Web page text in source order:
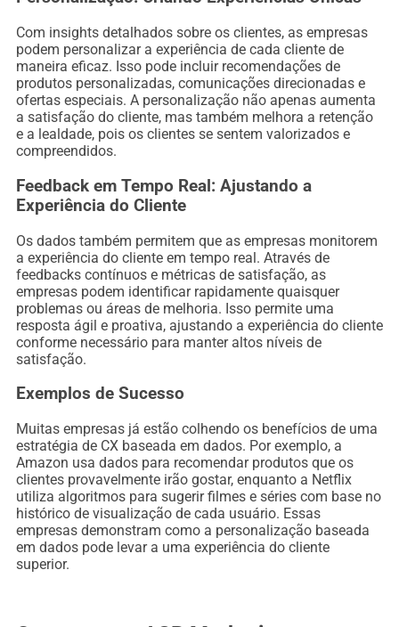
Com insights detalhados sobre os clientes, as empresas
podem personalizar a experiência de cada cliente de
maneira eficaz. Isso pode incluir recomendações de
produtos personalizadas, comunicações direcionadas e
ofertas especiais. A personalização não apenas aumenta
a satisfação do cliente, mas também melhora a retenção
e a lealdade, pois os clientes se sentem valorizados e
compreendidos.
Feedback em Tempo Real: Ajustando a
Experiência do Cliente
Os dados também permitem que as empresas monitorem
a experiência do cliente em tempo real. Através de
feedbacks contínuos e métricas de satisfação, as
empresas podem identificar rapidamente quaisquer
problemas ou áreas de melhoria. Isso permite uma
resposta ágil e proativa, ajustando a experiência do cliente
conforme necessário para manter altos níveis de
satisfação.
Exemplos de Sucesso
Muitas empresas já estão colhendo os benefícios de uma
estratégia de CX baseada em dados. Por exemplo, a
Amazon usa dados para recomendar produtos que os
clientes provavelmente irão gostar, enquanto a Netflix
utiliza algoritmos para sugerir filmes e séries com base no
histórico de visualização de cada usuário. Essas
empresas demonstram como a personalização baseada
em dados pode levar a uma experiência do cliente
superior.